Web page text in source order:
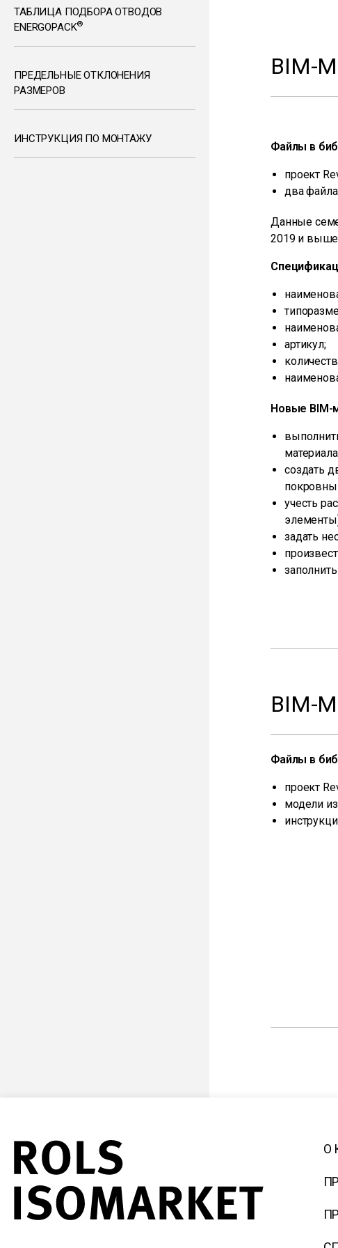
ТАБЛИЦА ПОДБОРА ОТВОДОВ
ENERGOPACK®
ПРЕДЕЛЬНЫЕ ОТКЛОНЕНИЯ
РАЗМЕРОВ
ИНСТРУКЦИЯ ПО МОНТАЖУ
BIM-
Файлы в
проект
два файла
Данные
2019 и
артикул;
Новые BIM-
создать
учесть
задать
BIM-
Файлы в
проект
модели
О